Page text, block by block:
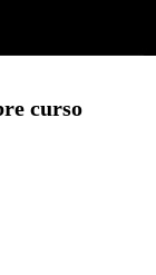
curso